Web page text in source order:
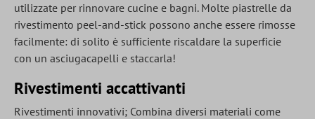
utilizzate per rinnovare cucine e bagni. Molte piastrelle da
rivestimento peel-and-stick possono anche essere rimosse
facilmente: di solito è sufficiente riscaldare la superficie
con un asciugacapelli e staccarla!
Rivestimenti accattivanti
Rivestimenti innovativi; Combina diversi materiali come